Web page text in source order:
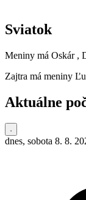
Sviatok
Meniny má Oskár ,
Zajtra má meniny
Aktuálne
dnes, sobota 8. 8.